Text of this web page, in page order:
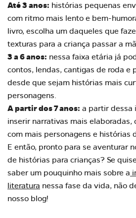
Até 3 anos: histórias pequenas
com ritmo mais lento e bem-
livro, escolha um daqueles que
texturas para a criança passar a
3 a 6 anos: nessa faixa etária já
contos, lendas, cantigas de roda e
desde que sejam histórias mais
personagens.
A partir dos 7 anos: a partir dessa
inserir narrativas mais elaboradas,
com mais personagens e histórias
E então, pronto para se aventurar
de histórias para crianças? Se
saber um pouquinho mais sobre a
literatura nessa fase da vida, não
nosso blog!